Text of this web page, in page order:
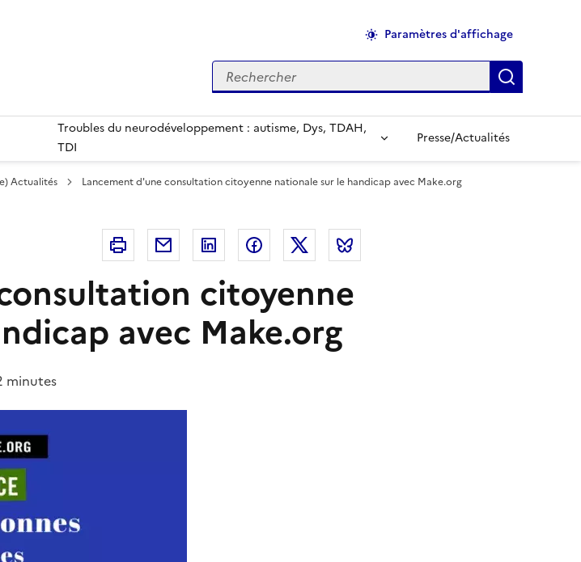
Paramètres d'affichage
Rechercher
Troubles du neurodéveloppement : autisme, Dys, TDAH,
TDI
Presse/Actualités
Actualités Lancement d'une consultation citoyenne nationale sur le handicap avec Make.org
Imprimer Courriel Linkedin FacebookTwitter
citoyenne
avec Make.org
minutes